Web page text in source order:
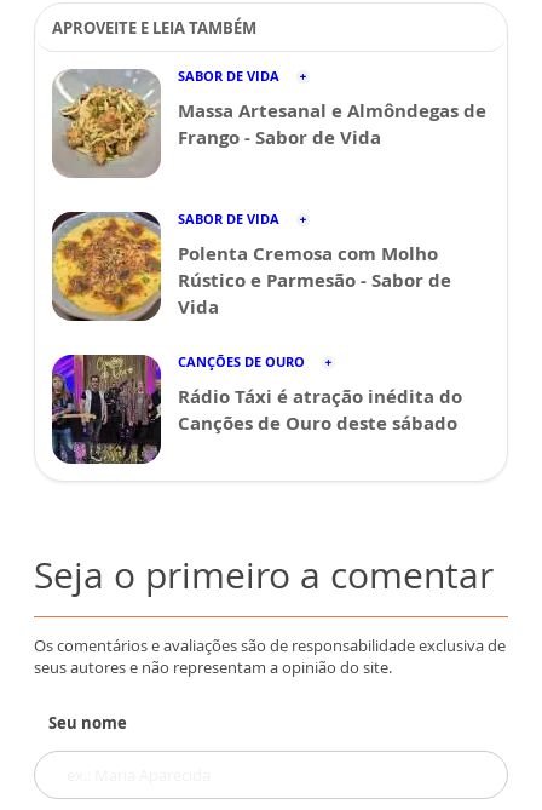
APROVEITE E LEIA TAMBÉM
SABOR DE VIDA
Massa Artesanal e Almôndegas de
Frango - Sabor de Vida
SABOR DE VIDA
Polenta Cremosa com Molho
Rústico e Parmesão - Sabor de
Vida
CANÇÕES DE OURO
Rádio Táxi é atração inédita do
Canções de Ouro deste sábado
Seja o primeiro a comentar
Os comentários e avaliações são de responsabilidade exclusiva de
seus autores e não representam a opinião do site.
Seu nome